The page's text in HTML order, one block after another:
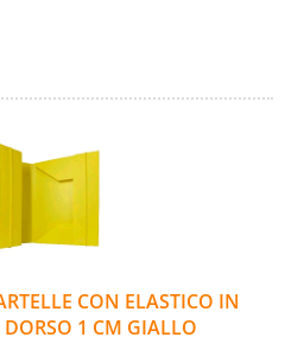
CON ELASTICO IN
1 CM GIALLO